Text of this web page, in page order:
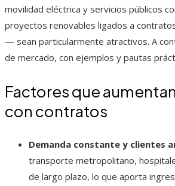
movilidad eléctrica y servicios públicos
proyectos renovables ligados a
— sean particularmente atractivos. A
de mercado, con ejemplos y pautas
Factores que
con contratos
Demanda constante y clientes
transporte metropolitano,
de largo plazo, lo que aporta